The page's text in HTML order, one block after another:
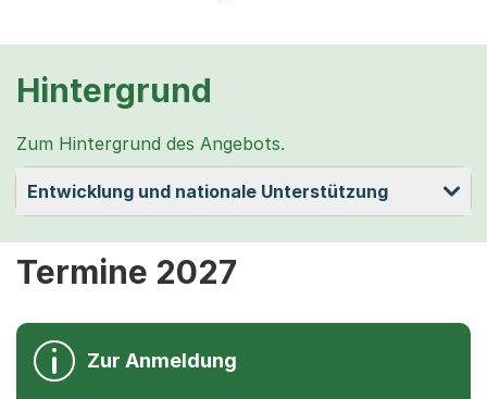
Hintergrund
Zum Hintergrund des Angebots.
Entwicklung und nationale Unterstützung
Termine 2027
Zur Anmeldung